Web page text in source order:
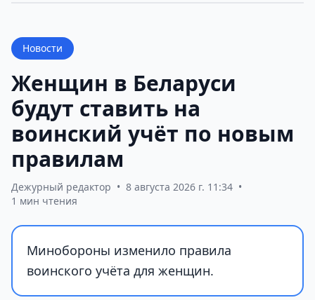
Новости
Женщин в Беларуси
будут ставить на
воинский учёт по новым
правилам
Дежурный редактор • 8 августа 2026 г. 11:34 •
1 мин чтения
Минобороны изменило правила
воинского учёта для женщин.